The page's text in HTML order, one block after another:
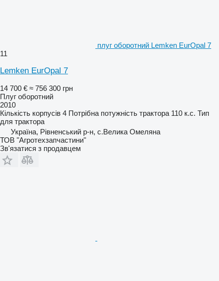
плуг оборотний Lemken EurOpal 7
11
Lemken EurOpal 7
14 700 € ≈ 756 300 грн
Плуг оборотний
2010
Кількість корпусів 4 Потрібна потужність трактора 110 к.с. Тип
для трактора
Україна, Рівненський р-н, с.Велика Омеляна
ТОВ "Агротехзапчастини"
Зв'язатися з продавцем